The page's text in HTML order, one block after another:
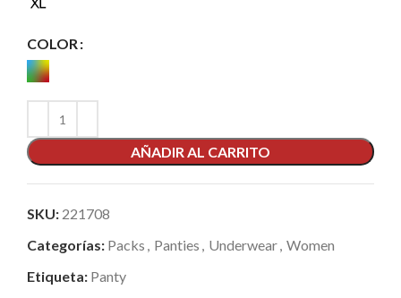
COLOR
AÑADIR AL CARRITO
SKU: 221708
Categorías: Packs , Panties , Underwear, Women
Etiqueta: Panty